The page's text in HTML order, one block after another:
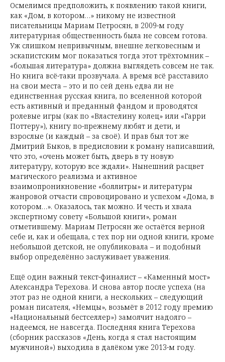
Осмелимся предположить, к появлению такой книги,
как «Дом, в котором…» никому не известной
писательницы Мариам Петросян, в 2009-м году
литературная общественность была не совсем готова.
Уж слишком непривычным, внешне легковесным и
эскапистским мог показаться тогда этот трёхтомник –
«большая литература» должна выглядеть совсем не так.
Но книга всё-таки прозвучала. А время всё расставило
на свои места – это и по сей день едва ли не
единственная русская книга, по вселенной которой
есть активный и преданный фандом и проводятся
ролевые игры (как по «Властелину колец» или «Гарри
Поттеру»), книгу по-прежнему любят и дети, и
взрослые (и каждый – за своё). И прав был тот же
Дмитрий Быков, в предисловии к роману написавший,
что это, «очень может быть, дверь в ту новую
литературу, которую все ждали». Нынешний расцвет
магического реализма и активное
взаимопроникновение «боллитры» и литературы
жанровой отчасти спровоцировано и успехом «Дома, в
котором…». Оказалось, так можно. И честь и хвала
экспертному совету «Большой книги», роман
отметившему. Мариам Петросян же остаётся верной
себе и, как и обещала, с тех пор ни одной книги, кроме
небольшой детской, не опубликовала – и подобный
выбор определённо заслуживает уважения.
Ещё один важный текст-финалист – «Каменный мост»
Александра Терехова. И снова автор после успеха (на
этот раз не одной книги, а нескольких – следующий
роман писателя, «Немцы», возьмёт в 2012 году премию
«Национальный бестселлер») замолчит надолго –
надеемся, не навсегда. Последняя книга Терехова
(сборник рассказов «День, когда я стал настоящим
мужчиной») выходила в далёком уже 2013-м году.